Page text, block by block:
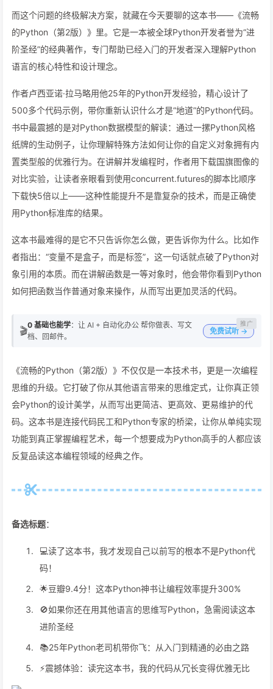
而这个问题的终极解决方案，就藏在今天要聊的这本书——《流畅
的Python（第2版）》里。它是一本被全球Python开发者誉为“进
阶圣经”的经典著作，专门帮助已经入门的开发者深入理解Python
语言的核心特性和设计理念。
作者卢西亚诺·拉马略用他25年的Python开发经验，精心设计了
500多个代码示例，带你重新认识什么才是“地道”的Python代码。
书中最震撼的是对Python数据模型的解读：通过一摞Python风格
纸牌的生动例子，让你理解特殊方法如何让你的自定义对象拥有内
置类型般的优雅行为。在讲解并发编程时，作者用下载国旗图像的
对比实验，让读者亲眼看到使用concurrent.futures的脚本比顺序
下载快5倍以上——这种性能提升不是靠复杂的技术，而是正确使
用Python标准库的结果。
这本书最难得的是它不只告诉你怎么做，更告诉你为什么。比如作
者指出：“变量不是盒子，而是标签”，这一句话就点破了Python对
象引用的本质。而在讲解函数是一等对象时，他会带你看到Python
如何把函数当作普通对象来操作，从而写出更加灵活的代码。
🎬0 基础也能学：让 AI + 自动化办公 帮你做表、写文
档、回邮件。
免费试听 →
《流畅的Python（第2版）》不仅仅是一本技术书，更是一次编程
思维的升级。它打破了你从其他语言带来的思维定式，让你真正领
会Python的设计美学，从而写出更简洁、更高效、更易维护的代
码。这本书是连接代码民工和Python专家的桥梁，让你从单纯实现
功能到真正掌握编程艺术，每一个想要成为Python高手的人都应该
反复品读这本编程领域的经典之作。
备选标题：
💻读了这本书，我才发现自己以前写的根本不是Python代
码！
🌟豆瓣9.4分！这本Python神书让编程效率提升300%
🚫如果你还在用其他语言的思维写Python，急需阅读这本
进阶圣经
📚25年Python老司机带你飞：从入门到精通的必由之路
⚡️震撼体验：读完这本书，我的代码从冗长变得优雅无比